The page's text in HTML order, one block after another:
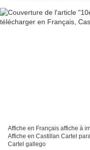
Affiche en Français affiche à
Affiche en Castillan Cartel
Cartel gallego